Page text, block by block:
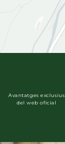
Avantatges exclusius
del web oficial